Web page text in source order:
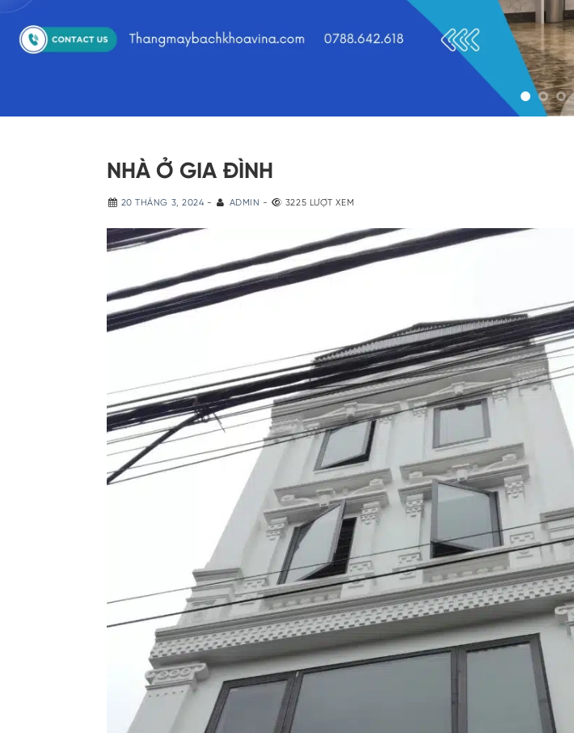
NHÀ Ở GIA ĐÌNH
20 THÁNG 3, 2024 - ADMIN - 3225 LƯỢT XEM